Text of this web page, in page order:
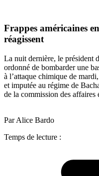
Frappes américaines
réagissent
La nuit dernière, le président
ordonné de bombarder une
à l’attaque chimique de
et imputée au régime de
de la commission des affaires
Par Alice Bardo
Temps de lecture :